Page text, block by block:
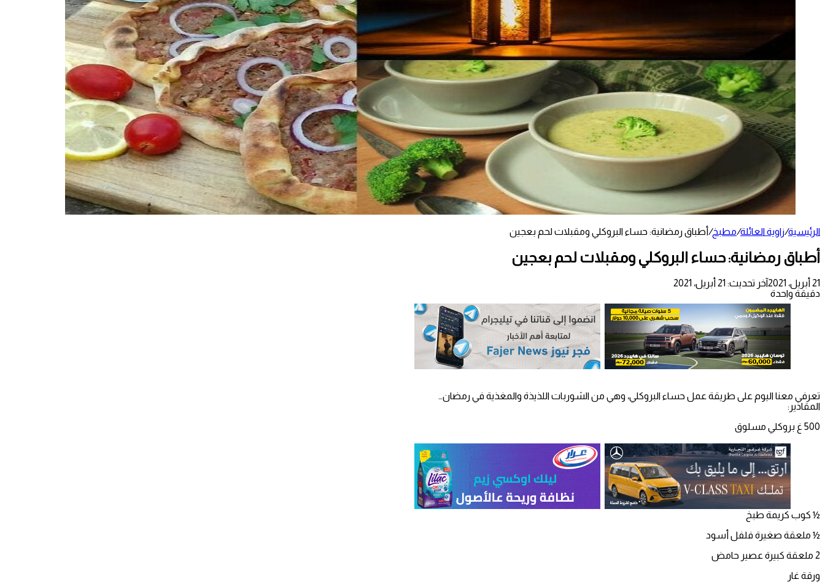
الرئيسية/زاوية العائلة/مطبخ/أطباق رمضانية: حساء البروكلي ومقبلات لحم بعجين
أطباق رمضانية: حساء البروكلي ومقبلات لحم بعجين
21 أبريل، 2021
آخر تحديث: 21 أبريل، 2021
دقيقة واحدة
تعرفي معنا اليوم على طريقة عمل حساء البروكلي، وهي من الشوربات اللذيذة والمغذية في رمضان…
المقادير:
500 غ بروكلي مسلوق
½ كوب كريمة طبخ
½ ملعقة صغيرة فلفل أسود
2 ملعقة كبيرة عصير حامض
ورقة غار